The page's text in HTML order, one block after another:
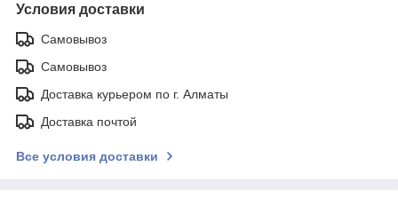
Условия доставки
Самовывоз
Самовывоз
Доставка курьером по г. Алматы
Доставка почтой
Все условия доставки